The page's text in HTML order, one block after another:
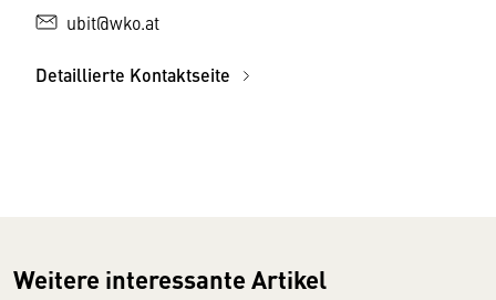
ubit@wko.at
Detaillierte Kontaktseite
Weitere interessante Artikel